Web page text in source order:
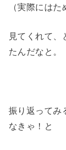
（実際には
見てくれて、
たんだなと。
振り返ってみ
なきゃ！と